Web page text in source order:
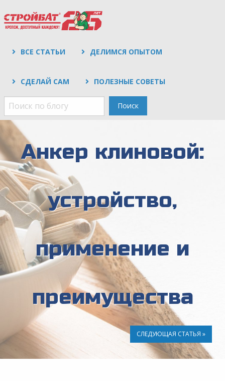
ВСЕ СТАТЬИ ДЕЛИМСЯ ОПЫТОМ
СДЕЛАЙ САМ ПОЛЕЗНЫЕ СОВЕТЫ
Поиск
Анкер клиновой:
устройство,
применение и
преимущества
СЛЕДУЮЩАЯ СТАТЬЯ »